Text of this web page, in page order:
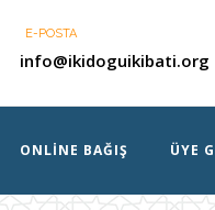
E-POSTA
info@ikidoguikibati.org
ONLINE BAĞIŞ ÜYE